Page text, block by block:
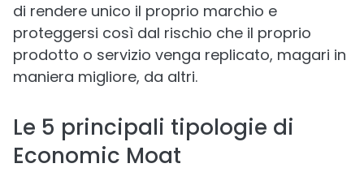
di rendere unico il proprio marchio e
proteggersi così dal rischio che il proprio
prodotto o servizio venga replicato, magari in
maniera migliore, da altri.
Le 5 principali tipologie di
Economic Moat